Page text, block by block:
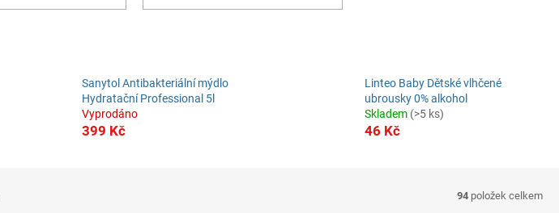
Sanytol Antibakteriální mýdlo
Hydratační Professional 5l
Vyprodáno
399 Kč
Linteo Baby Dětské vlhčené
ubrousky 0% alkohol
Skladem (>5 ks)
46 Kč
94 položek celkem